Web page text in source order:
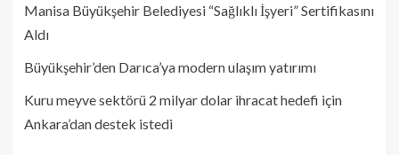
Manisa Büyükşehir Belediyesi “Sağlıklı İşyeri” Sertifikasını
Aldı
Büyükşehir’den Darıca’ya modern ulaşım yatırımı
Kuru meyve sektörü 2 milyar dolar ihracat hedefi için
Ankara’dan destek istedi